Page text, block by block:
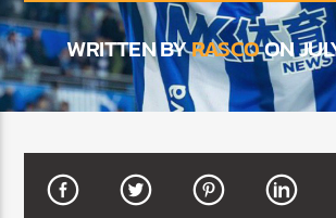
CURRENT TRACK
TITLE
ARTIST
WRITTEN BYRASCOON